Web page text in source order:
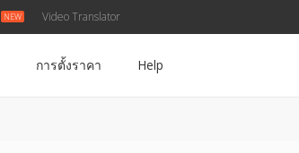
Video Translator
การตั้งราคา Help